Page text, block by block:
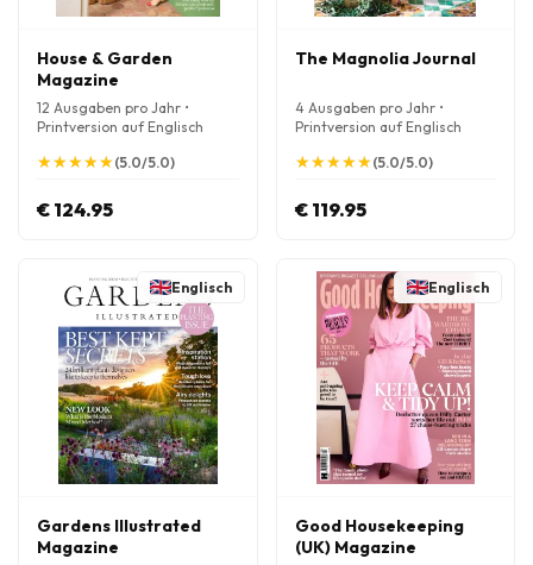
House & Garden
Magazine
12 Ausgaben pro Jahr •
Printversion auf Englisch
★
★★
★★
★★
★★
★(5.0/5.0)
€ 124.95
The Magnolia Journal
4 Ausgaben pro Jahr •
Printversion auf Englisch
★
★★
★★
★★
★★
★(5.0/5.0)
€ 119.95
Englisch
Gardens Illustrated
Magazine
Englisch
Good Housekeeping
(UK) Magazine